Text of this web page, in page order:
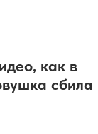
как в
сбила